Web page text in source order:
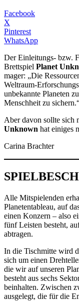
Facebook
X
Pinterest
WhatsApp
Der Einleitungs- bzw.
Brettspiel Planet
mager: „Die
Weltraum-
unbekannte Planeten
Menschheit zu
Aber davon sollte sich
Unknown hat einiges
Carina Brachter
Alle Mitspielenden
Planetentableau, auf
einen Konzern – also
fünf Leisten besteht,
abtragen.
In die Tischmitte wird
sich um einen
die wir auf unseren
besteht aus sechs
beinhalten. Zwischen
ausgelegt, die für die